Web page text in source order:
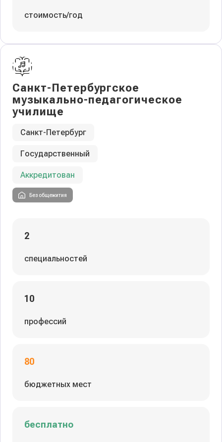
стоимость/год
Санкт-Петербургское
музыкально-педагогическое
училище
Санкт-Петербург
Государственный
Аккредитован
Без общежития
2
специальностей
10
профессий
80
бюджетных мест
бесплатно